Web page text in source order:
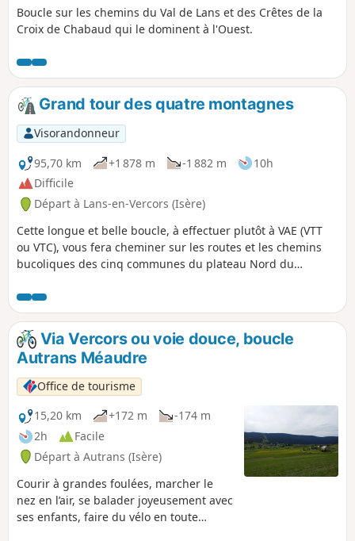
Boucle sur les chemins du Val de Lans et des Crêtes de la
Croix de Chabaud qui le dominent à l'Ouest.
Grand tour des quatre montagnes
Visorandonneur
95,70 km
+1 878 m -1 882 m
10h
Difficile
Départ à Lans-en-Vercors (Isère)
Cette longue et belle boucle, à effectuer plutôt à VAE (VTT
ou VTC), vous fera cheminer sur les routes et les chemins
bucoliques des cinq communes du plateau Nord du
plateau ou sur les sommets des Alpes.
Via Vercors ou voie douce, boucle
Autrans Méaudre
Office de tourisme
15,20 km
+172 m
-174 m
2h
Facile
Départ à Autrans (Isère)
Courir à grandes foulées, marcher le
nez en l’air, se balader joyeusement avec
ses enfants, faire du vélo en toute